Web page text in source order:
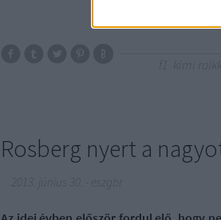
Rosberg nyert a